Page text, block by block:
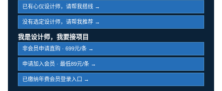
已有心仪设计师，请帮我搭线 →
没有选定设计师，请帮我推荐 →
我是设计师，我要接项目
非会员申请直购 · 699元/条 →
申请加入会员 · 最低89元/条 →
已缴纳年费会员登录入口 →